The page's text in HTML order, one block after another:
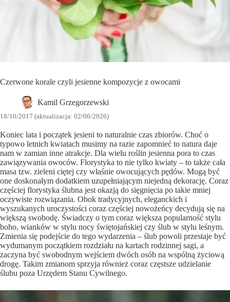
Czerwone korale czyli jesienne kompozycje z owocami
Kamil Grzegorzewski
18/10/2017 (aktualizacja: 02/06/2026)
Koniec lata i początek jesieni to naturalnie czas zbiorów. Choć o
typowo letnich kwiatach musimy na razie zapomnieć to natura daje
nam w zamian inne atrakcje. Dla wielu roślin jesienna pora to czas
zawiązywania owoców. Florystyka to nie tylko kwiaty – to także cała
masa tzw. zieleni ciętej czy właśnie owocujących pędów. Mogą być
one doskonałym dodatkiem uzupełniającym niejedną dekorację. Coraz
częściej florystyka ślubna jest okazją do sięgnięcia po takie mniej
oczywiste rozwiązania. Obok tradycyjnych, eleganckich i
wyszukanych uroczystości coraz częściej nowożeńcy decydują się na
większą swobodę. Świadczy o tym coraz większa popularność stylu
boho, wianków w stylu nocy świętojańskiej czy ślub w stylu leśnym.
Zmienia się podejście do tego wydarzenia – ślub powoli przestaje być
wydumanym początkiem rozdziału na kartach rodzinnej sagi, a
zaczyna być swobodnym wejściem dwóch osób na wspólną życiową
drogę. Takim zmianom sprzyja również coraz częstsze udzielanie
ślubu poza Urzędem Stanu Cywilnego.